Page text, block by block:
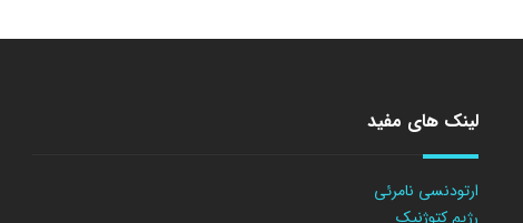
لینک های مفید
ارتودنسی نامرئی
رژیم کتوژنیک